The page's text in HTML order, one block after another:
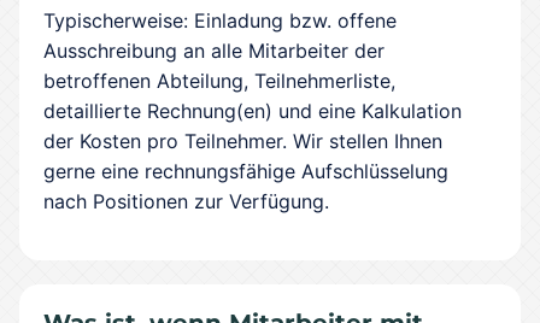
Typischerweise: Einladung bzw. offene
Ausschreibung an alle Mitarbeiter der
betroffenen Abteilung, Teilnehmerliste,
detaillierte Rechnung(en) und eine Kalkulation
der Kosten pro Teilnehmer. Wir stellen Ihnen
gerne eine rechnungsfähige Aufschlüsselung
nach Positionen zur Verfügung.